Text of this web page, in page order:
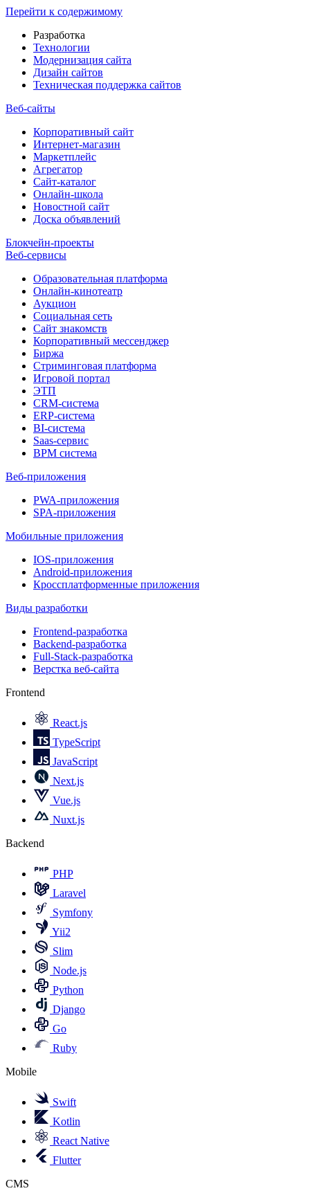
Перейти к содержимому
Разработка
Технологии
Модернизация сайта
Дизайн сайтов
Техническая поддержка сайтов
Веб-сайты
Корпоративный сайт
Интернет-магазин
Маркетплейс
Агрегатор
Сайт-каталог
Онлайн-школа
Новостной сайт
Доска объявлений
Блокчейн-проекты
Веб-сервисы
Образовательная платформа
Онлайн-кинотеатр
Аукцион
Социальная сеть
Сайт знакомств
Корпоративный мессенджер
Биржа
Стриминговая платформа
Игровой портал
ЭТП
CRM-система
ERP-система
BI-система
Saas-сервис
BPM система
Веб-приложения
PWA-приложения
SPA-приложения
Мобильные приложения
IOS-приложения
Android-приложения
Кроссплатформенные приложения
Виды разработки
Frontend-разработка
Backend-разработка
Full-Stack-разработка
Верстка веб-сайта
Frontend
React.js
TypeScript
JavaScript
Next.js
Vue.js
Nuxt.js
Backend
PHP
Laravel
Symfony
Yii2
Slim
Node.js
Python
Django
Go
Ruby
Mobile
Swift
Kotlin
React Native
Flutter
CMS